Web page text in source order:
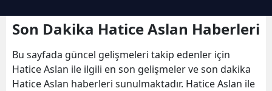
Son Dakika Hatice Aslan Haberleri
Bu sayfada güncel gelişmeleri takip edenler için
Hatice Aslan ile ilgili en son gelişmeler ve son dakika
Hatice Aslan haberleri sunulmaktadır. Hatice Aslan ile